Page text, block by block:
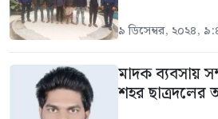
৯ ডিসেম্বর, ২০২৪,
মাদক ব্যবসায়
শহর ছাত্রদলের